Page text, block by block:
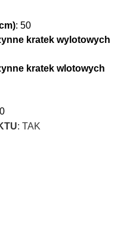
: 50
kratek wylotowych
kratek wlotowych
: TAK